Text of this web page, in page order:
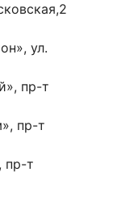
ул.
пр-т
пр-т
т